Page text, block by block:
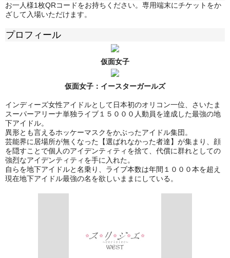
お一人様1枚QRコードをお持ちください。専用端末にチケットをか
ざして入場いただけます。
プロフィール
仮面女子
仮面女子： イースターガールズ
インディーズ女性アイドルとして日本初のオリコン一位、さいたま
スーパーアリーナ単独ライブ１５０００人動員を達成した最強の地
下アイドル。
異形とも言えるホッケーマスクをかぶったアイドル集団。
芸能界に居場所が無くなった【選ばれなかった者達】が集まり、顔
を隠すことで個人のアイデンティティを捨て、代償に群れとしての
強烈なアイデンティティを手に入れた。
自らを地下アイドルと名乗り、ライブ本数は年間１０００本を超え
現在地下アイドル最強の名を欲しいままにしている。